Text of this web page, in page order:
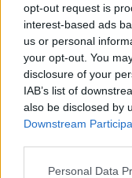
opt-out request is
interest-based ads
us or personal
your opt-out. You
disclosure of your
IAB’s list of
also be disclosed by
Downstream
Please note that this
Personal Data
Virtuális
Mozaik
ÉLETMÓD 2024. DEC.